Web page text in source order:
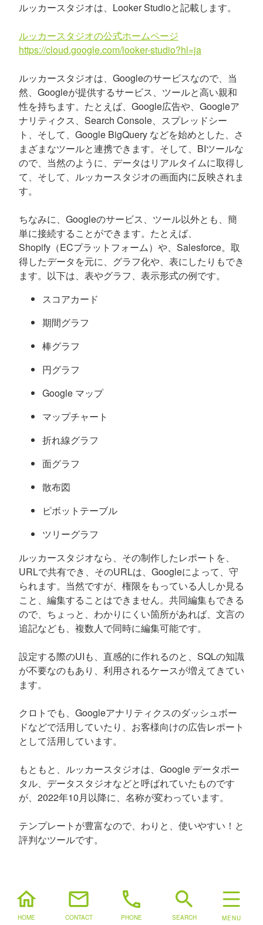
ルッカースタジオは、Looker Studioと記載します。
ルッカースタジオの公式ホームページ
https://cloud.google.com/looker-studio?hl=ja
ルッカースタジオは、Googleのサービスなので、当
然、Googleが提供するサービス、ツールと高い親和
性を持ちます。たとえば、Google広告や、Googleア
ナリティクス、Search Console、スプレッドシー
ト、そして、Google BigQuery などを始めとした、さ
まざまなツールと連携できます。そして、BIツールな
ので、当然のように、データはリアルタイムに取得し
て、そして、ルッカースタジオの画面内に反映されま
す。
ちなみに、Googleのサービス、ツール以外とも、簡
単に接続することができます。たとえば、
Shopify（ECプラットフォーム）や、Salesforce。取
得したデータを元に、グラフ化や、表にしたりもでき
ます。以下は、表やグラフ、表示形式の例です。
スコアカード
期間グラフ
棒グラフ
円グラフ
Google マップ
マップチャート
折れ線グラフ
面グラフ
散布図
ピボットテーブル
ツリーグラフ
ルッカースタジオなら、その制作したレポートを、
URLで共有でき、そのURLは、Googleによって、守
られます。当然ですが、権限をもっている人しか見る
こと、編集することはできません。共同編集もできる
ので、ちょっと、わかりにくい箇所があれば、文言の
追記なども、複数人で同時に編集可能です。
設定する際のUIも、直感的に作れるのと、SQLの知識
が不要なのもあり、利用されるケースが増えてきてい
ます。
クロトでも、Googleアナリティクスのダッシュボー
ドなどで活用していたり、お客様向けの広告レポート
として活用しています。
もともと、ルッカースタジオは、Google データポー
タル、データスタジオなどと呼ばれていたものです
が、2022年10月以降に、名称が変わっています。
テンプレートが豊富なので、わりと、使いやすい！と
評判なツールです。
home
HOME
mail
CONTACT
phone
PHONE
search
SEARCH